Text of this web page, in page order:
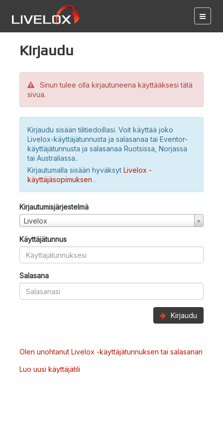
Kirjaudu
Sinun tulee olla kirjautuneena käyttääksesi tätä
sivua.
Kirjaudu sisään tilitiedoillasi. Voit käyttää joko
Livelox-käyttäjätunnusta ja salasanaa tai Eventor-
käyttäjätunnusta ja salasanaa Ruotsissa, Norjassa
tai Australiassa..
Kirjautumalla sisään hyväksyt Livelox -
käyttäjäsopimuksen .
Kirjautumisjärjestelmä
Livelox
Käyttäjätunnus
Salasana
Kirjaudu
Olen unohtanut Livelox -käyttäjätunnuksen tai salasanan
Luo uusi käyttäjätili